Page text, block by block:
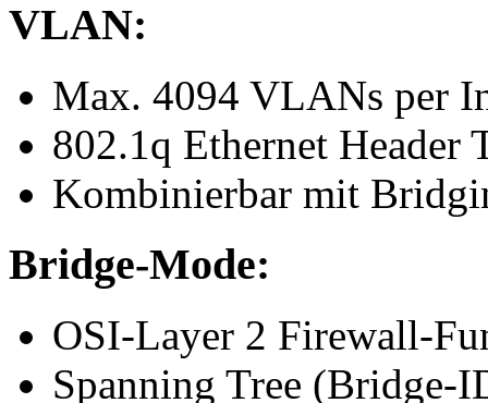
VLAN:
Max. 4094 VLANs per
802.1q Ethernet Header
Kombinierbar mit
Bridge-Mode:
OSI-Layer 2 Firewall-
Spanning Tree (Bridge-